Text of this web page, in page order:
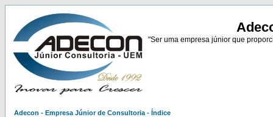
"Ser uma empresa júnior que
Adecon - Empresa Júnior de Consultoria - Índice